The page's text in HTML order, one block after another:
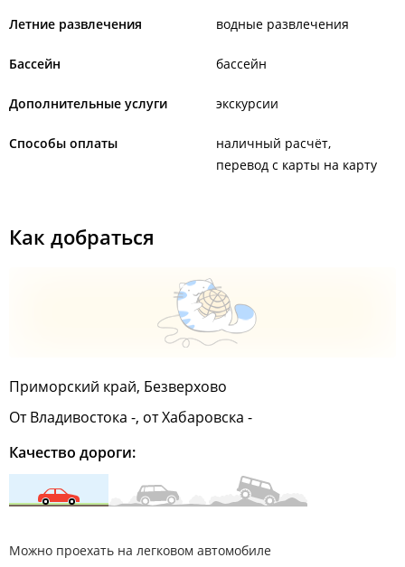
Летние развлечения водные развлечения
Бассейн бассейн
Дополнительные услуги экскурсии
Способы оплаты
наличный расчёт
перевод с карты на карту
Как добраться
Приморский край, Безверхово
От Владивостока -, от Хабаровска -
Качество дороги:
Можно проехать на легковом автомобиле